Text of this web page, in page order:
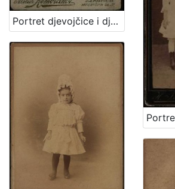
Portret djevojčice i dječaka / Atelier Rembrandt